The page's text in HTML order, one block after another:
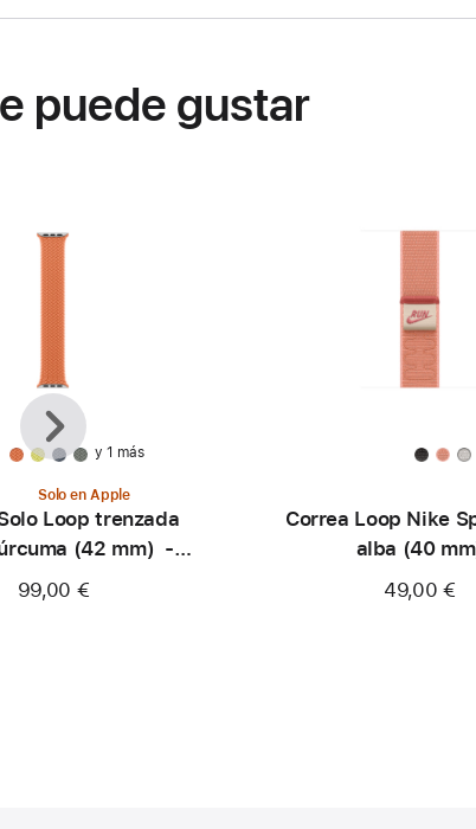
puede gustar
y 1 más
Solo en Apple
Loop trenzada
(42 mm) -
Talla 0
99,00 €
Correa Loop Nike
alba (40
49,00 €
Anterior
Siguiente